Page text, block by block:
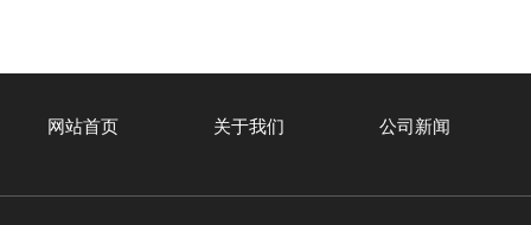
网站首页 关于我们 公司新闻